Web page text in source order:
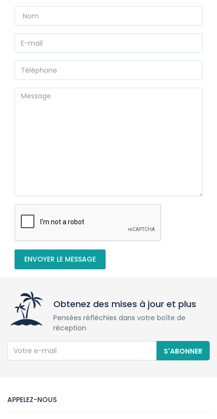
ENVOYER LE MESSAGE
Obtenez des mises à jour et plus
Pensées réfléchies dans votre boîte de
réception
S'ABONNER
APPELEZ-NOUS